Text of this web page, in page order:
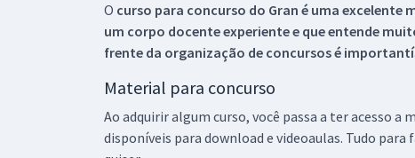
O curso para concurso do Gran é uma
um corpo docente experiente e que entende
frente da organização de concursos é
Material para concurso
Ao adquirir algum curso, você passa a ter acesso
disponíveis para download e videoaulas. Tudo